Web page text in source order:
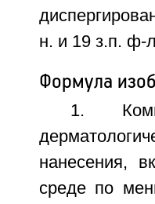
н. и 19 з.п. ф-
Формула
1.
нанесения,
среде по